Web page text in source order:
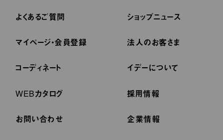
よくあるご質問
マイページ・会員登録
コーディネート
WEBカタログ
お問い合わせ
ショップニュース
法人のお客さま
イデーについて
採用情報
企業情報